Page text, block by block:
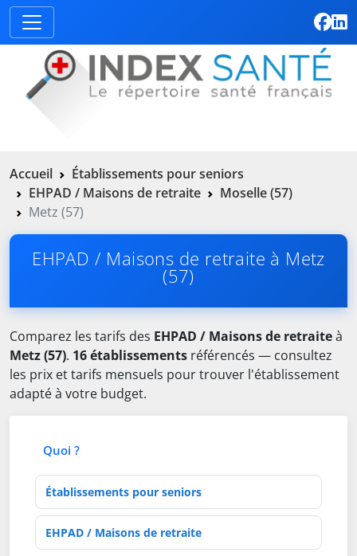
Accueil
Établissements pour seniors
EHPAD / Maisons de retraite
Moselle (57)
Metz (57)
EHPAD / Maisons de retraite à Metz
(57)
Comparez les tarifs des EHPAD / Maisons de retraiteà
Metz (57). 16 établissements référencés — consultez
les prix et tarifs mensuels pour trouver l'établissement
adapté à votre budget.
Quoi ?
Type d'établissement
Activités de soins